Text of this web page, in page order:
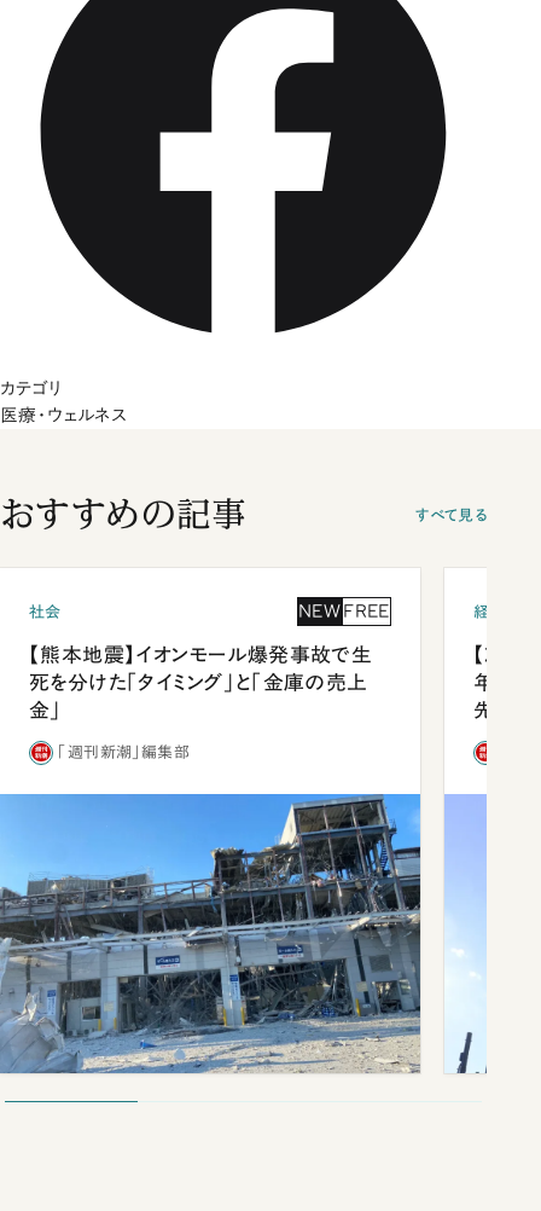
カテゴリ
医療・ウェルネス
おすすめの記事 すべて見る
社会 NEW FREE
【熊本地震】イオンモール爆発事故で生
死を分けた「タイミング」と「金庫の売上
金」
「週刊新潮」編集部
経済・ビ
【就活
年会は
先1位